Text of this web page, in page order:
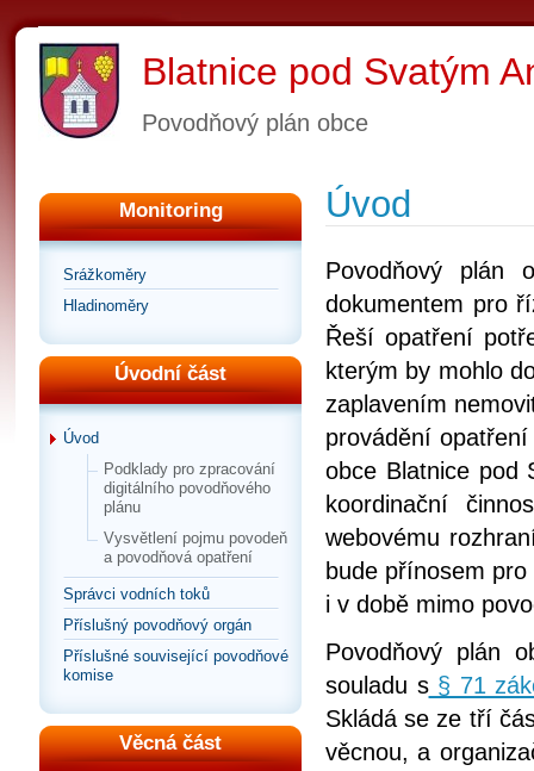
Blatnice pod Svatým
Povodňový plán obce
Monitoring
Srážkoměry
Hladinoměry
Úvodní část
Úvod
Podklady pro zpracování
digitálního povodňového
plánu
Vysvětlení pojmu povodeň
a povodňová opatření
Správci vodních toků
Příslušný povodňový orgán
Příslušné související povodňové
komise
Věcná část
Úvod
Povodňový plán
dokumentem pro
Řeší opatření
kterým by mohlo
zaplavením
provádění
obce Blatnice pod
koordinační
webovému
bude přínosem
i v době mimo
Povodňový plán
souladu s§ 71
Skládá se ze tří
věcnou, a